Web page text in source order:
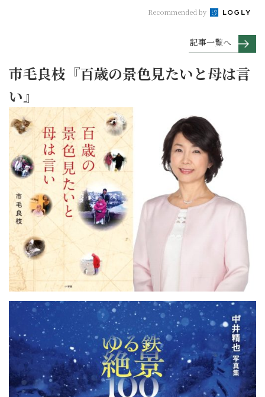
Recommended by
記事一覧へ
市毛良枝『百歳の景色見たいと母は言
い』